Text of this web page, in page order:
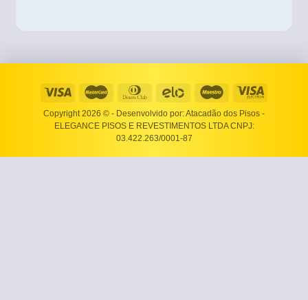
Copyright 2026 © - Desenvolvido por: Atacadão dos Pisos -
ELEGANCE PISOS E REVESTIMENTOS LTDA CNPJ:
03.422.263/0001-87